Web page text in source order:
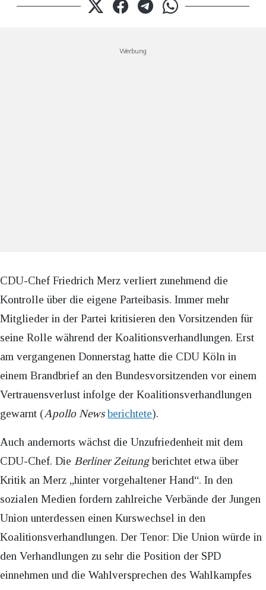
Werbung
CDU-Chef Friedrich Merz verliert zunehmend die
Kontrolle über die eigene Parteibasis. Immer mehr
Mitglieder in der Partei kritisieren den Vorsitzenden für
seine Rolle während der Koalitionsverhandlungen. Erst
am vergangenen Donnerstag hatte die CDU Köln in
einem Brandbrief an den Bundesvorsitzenden vor einem
Vertrauensverlust infolge der Koalitionsverhandlungen
gewarnt (Apollo News berichtete).
Auch andernorts wächst die Unzufriedenheit mit dem
CDU-Chef. Die Berliner Zeitungberichtet etwa über
Kritik an Merz „hinter vorgehaltener Hand“. In den
sozialen Medien fordern zahlreiche Verbände der Jungen
Union unterdessen einen Kurswechsel in den
Koalitionsverhandlungen. Der Tenor: Die Union würde in
den Verhandlungen zu sehr die Position der SPD
einnehmen und die Wahlversprechen des Wahlkampfes